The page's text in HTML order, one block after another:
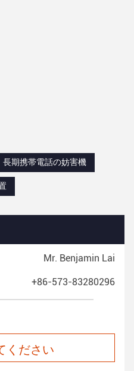
長期携帯電話の妨害機
Mr. Benjamin Lai
+86-573-83280296
ください